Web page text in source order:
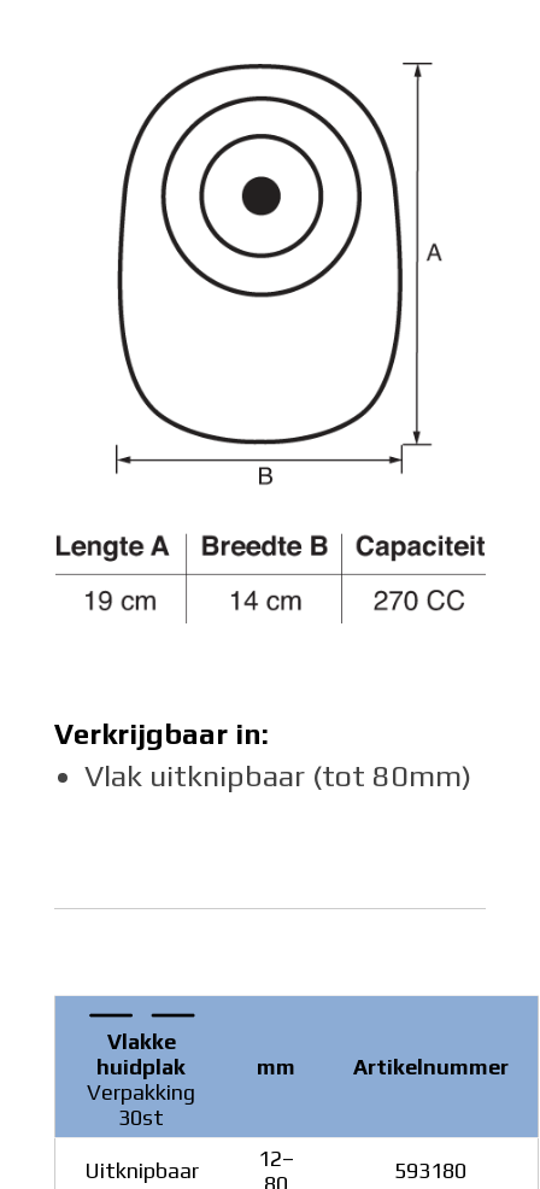
Verkrijgbaar in:
Vlak uitknipbaar (tot 80mm)
Vlakke
huidplak
Verpakking
30st
mm Artikelnummer
Uitknipbaar
12–
80
593180